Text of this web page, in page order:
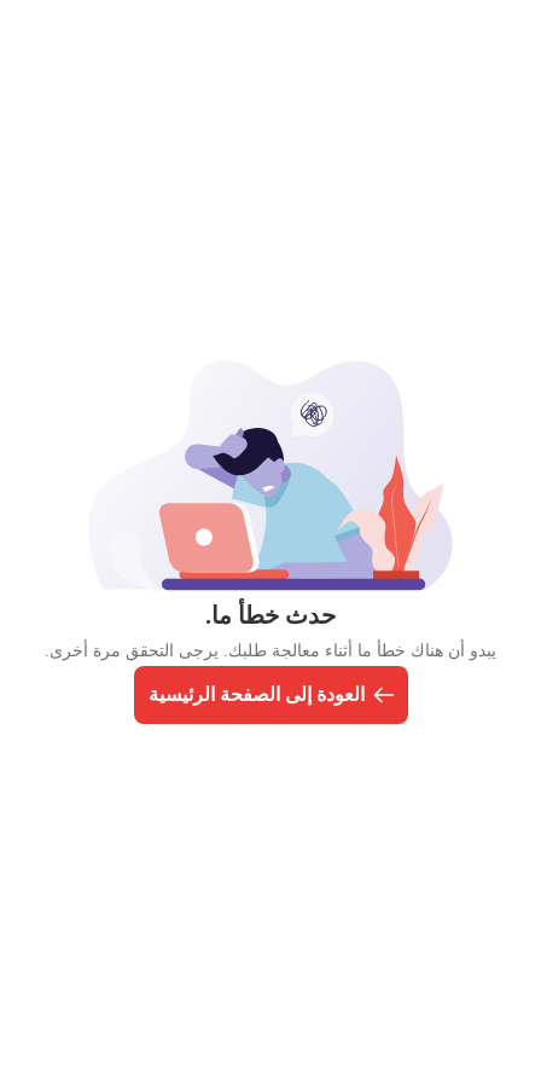
حدث خطأ ما.
يبدو أن هناك خطأ ما أثناء معالجة طلبك. يرجى التحقق مرة أخرى.
العودة إلى الصفحة الرئيسية